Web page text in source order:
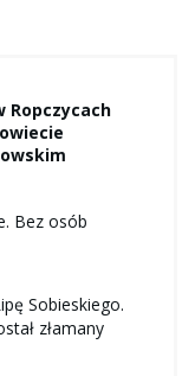
Ropczycach
Bez osób
Sobieskiego.
złamany